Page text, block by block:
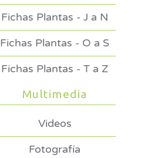
Fichas Plantas - J a N
Fichas Plantas - O a S
Fichas Plantas - T a Z
Multimedia
Videos
Fotografía